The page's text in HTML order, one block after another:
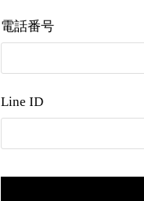
電話番号
Line ID